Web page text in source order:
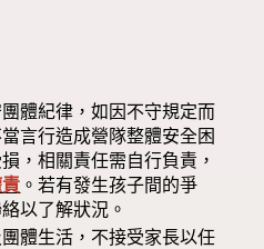
體紀律，如因不守規定而
言行造成營隊整體安全困
，相關責任需自行負責，
。若有發生孩子間的爭
以了解狀況。
體生活，不接受家長以任